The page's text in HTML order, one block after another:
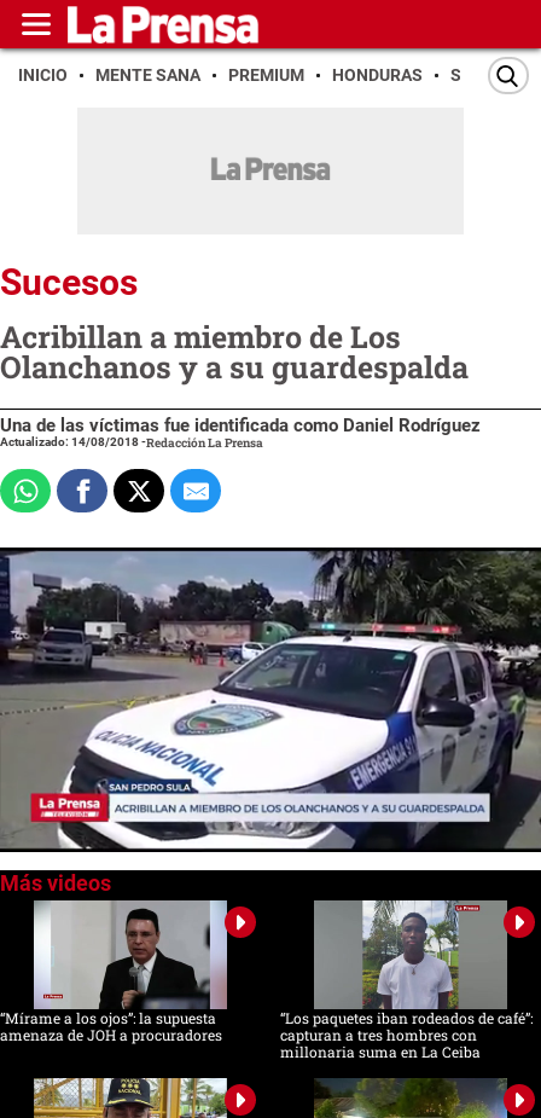
INICIO MENTE SANA PREMIUM HONDURAS SAN PEDRO
Sucesos
Acribillan a miembro de Los
Olanchanos y a su guardespalda
Una de las víctimas fue identificada como Daniel Rodríguez
Actualizado: 14/08/2018-Redacción La Prensa
seconds
“Mírame a los ojos”: la supuesta
amenaza de JOH a procuradores
“Los paquetes iban rodeados de café”:
capturan a tres hombres con
millonaria suma en La Ceiba